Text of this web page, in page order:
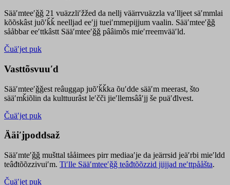
Sääʹmteeʹǧǧ 21 vuäzzliʹžžed da nellj väärrvuäzzla vaʹlljeet säʹmmlai
kõõskâst juõʹǩǩ neelljad eeʹjj tueiʹmmepijjum vaalin. Sääʹmteeʹǧǧ
sååbbar eeʹttkâstt Sääʹmteeʹǧǧ pââimõs mieʹrreemvääʹld.
Čuäʹjet puk
Vasttõsvuuʹd
Sääʹmteeʹǧǧest reâuggap juõʹǩǩka õuʹdde sääʹm meerast, što
sääʹmǩiõlin da kulttuurâst leʹčči jieʹllemsââʹjj še puäʹđlvest.
Čuäʹjet puk
Ääiʹjpoddsaž
Sääʹmteʹǧǧ mušttal tååimees pirr mediaaʹje da jeärrsid jeäʹrbi mieʹldd
teâđtõõzzivuiʹm. Tiʹlle Sääʹmteeʹǧǧ teâđtõõzzid jiijjad neʹttpååšta.
Čuäʹjet puk